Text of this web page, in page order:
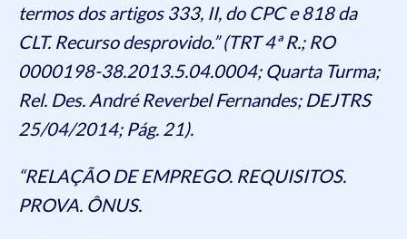
termos dos artigos 333, II, do CPC e 818 da
CLT. Recurso desprovido.” (TRT 4ª R.; RO
0000198-38.2013.5.04.0004; Quarta Turma;
Rel. Des. André Reverbel Fernandes; DEJTRS
25/04/2014; Pág. 21).
“RELAÇÃO DE EMPREGO. REQUISITOS.
PROVA. ÔNUS.